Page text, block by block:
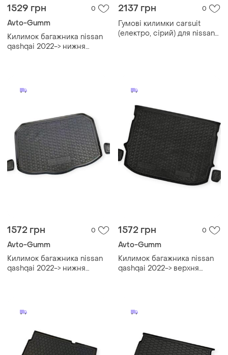
1529 грн 0
Avto-Gumm
Килимок багажника nissan
qashqai 2022-> нижня
2137 грн 0
Гумові килимки carsuit
(електро, сірий) для nissan
1572 грн 0
Avto-Gumm
Килимок багажника nissan
qashqai 2022-> нижня
1572 грн 0
Avto-Gumm
Килимок багажника nissan
qashqai 2022-> верхня